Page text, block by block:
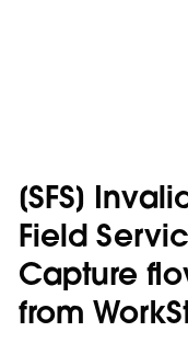
[SFS]
Field
Capture
from